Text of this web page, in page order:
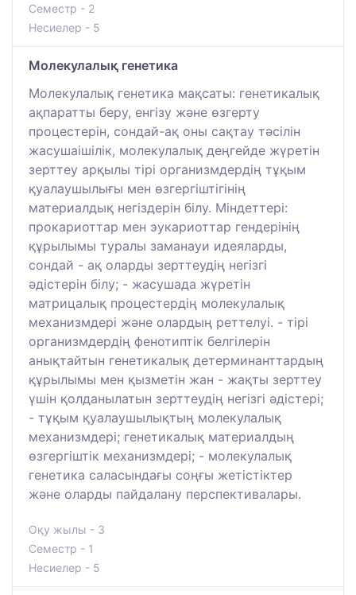
Семестр - 2
Несиелер - 5
Молекулалық генетика
Молекулалық генетика мақсаты: генетикалық
ақпаратты беру, енгізу және өзгерту
процестерін, сондай-ақ оны сақтау тәсілін
жасушаішілік, молекулалық деңгейде жүретін
зерттеу арқылы тірі организмдердің тұқым
қуалаушылығы мен өзгергіштігінің
материалдық негіздерін білу. Міндеттері:
прокариоттар мен эукариоттар гендерінің
құрылымы туралы заманауи идеяларды,
сондай - ақ оларды зерттеудің негізгі
әдістерін білу; - жасушада жүретін
матрицалық процестердің молекулалық
механизмдері және олардың реттелуі. - тірі
организмдердің фенотиптік белгілерін
анықтайтын генетикалық детерминанттардың
құрылымы мен қызметін жан - жақты зерттеу
үшін қолданылатын зерттеудің негізгі әдістері;
- тұқым қуалаушылықтың молекулалық
механизмдері; генетикалық материалдың
өзгергіштік механизмдері; - молекулалық
генетика саласындағы соңғы жетістіктер
және оларды пайдалану перспективалары.
Оқу жылы - 3
Семестр - 1
Несиелер - 5